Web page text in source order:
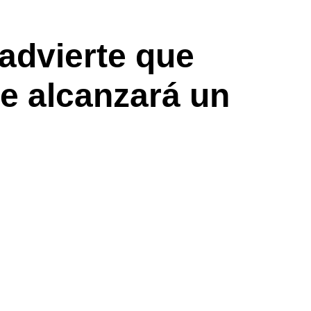
que
alcanzará un